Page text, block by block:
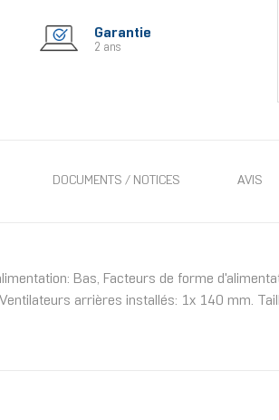
Garantie
2 ans
DOCUMENTS / NOTICES AVIS
Bas, Facteurs de forme
arrières installés: 1x 140 mm.